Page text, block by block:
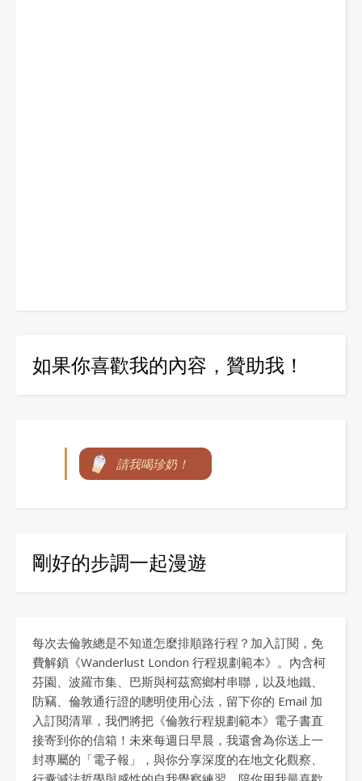
如果你喜歡我的內容，贊助我！
請我喝珍奶！
剛好的步調一起漫遊
每次去倫敦總是不知道怎麼排順路行程？加入訂閱，免
費解鎖《Wanderlust London 行程規劃範本》。內含柯
芬園、波羅市集、巴斯與柯茲窩鄉村串聯，以及地鐵、
防竊、倫敦通行證的聰明使用心法，留下你的 Email 加
入訂閱清單，我們將把《倫敦行程規劃範本》電子書直
接寄到你的信箱！未來每週日早晨，我還會為你送上一
封專屬的「電子報」，與你分享深度的在地文化觀察、